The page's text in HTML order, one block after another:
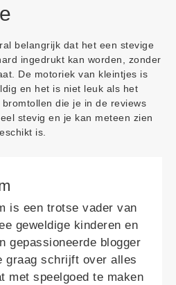
belangrijk dat het een stevige
ingedrukt kan worden, zonder
De motoriek van kleintjes is
en het is niet leuk als het
die je in de reviews
stevig en je kan meteen zien
is.
is een trotse vader van
geweldige kinderen en
gepassioneerde blogger
graag schrijft over alles
met speelgoed te maken